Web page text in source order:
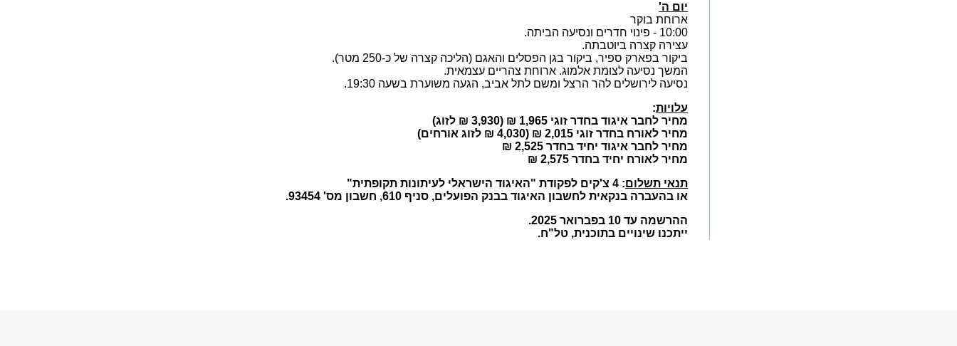
יום ה'
ארוחת בוקר
10:00 - פינוי חדרים ונסיעה הביתה.
עצירה קצרה ביוטבתה.
ביקור בפארק ספיר, ביקור בגן הפסלים והאגם (הליכה קצרה של כ-250 מטר).
המשך נסיעה לצומת אלמוג. ארוחת צהריים עצמאית.
נסיעה לירושלים להר הרצל ומשם לתל אביב, הגעה משוערת בשעה 19:30.
עלויות:
מחיר לחבר איגוד בחדר זוגי 1,965 ₪ (3,930 ₪ לזוג)
מחיר לאורח בחדר זוגי 2,015 ₪ (4,030 ₪ לזוג אורחים)
מחיר לחבר איגוד יחיד בחדר 2,525 ₪
מחיר לאורח יחיד בחדר 2,575 ₪
תנאי תשלום: 4 צ'קים לפקודת "האיגוד הישראלי לעיתונות תקופתית"
או בהעברה בנקאית לחשבון האיגוד בבנק הפועלים, סניף 610, חשבון מס' 93454.
ההרשמה עד 10 בפברואר 2025.
ייתכנו שינויים בתוכנית, טל"ח.